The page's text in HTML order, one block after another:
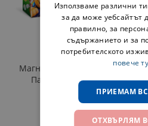
Dodo
Магнитна игра 20 ч. Пес
Патрул - Слънчево
200666
Използваме различни
за да може уебсайтът
правилно, за
съдържанието и за
потребителското
повече
ПРИЕМАМ
ОТХВЪРЛЯМ